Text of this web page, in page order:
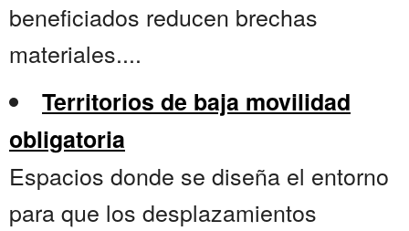
beneficiados reducen brechas
materiales....
Territorios de baja movilidad
obligatoria
Espacios donde se diseña el entorno
para que los desplazamientos